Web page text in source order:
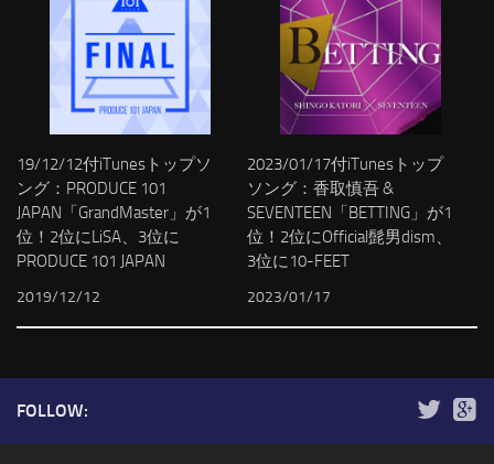
19/12/12付iTunesトップソ
ング：PRODUCE 101
JAPAN「GrandMaster」が1
位！2位にLiSA、3位に
PRODUCE 101 JAPAN
2019/12/12
2023/01/17付iTunesトップ
ソング：香取慎吾 &
SEVENTEEN「BETTING」が1
位！2位にOfficial髭男dism、
3位に10-FEET
2023/01/17
FOLLOW: